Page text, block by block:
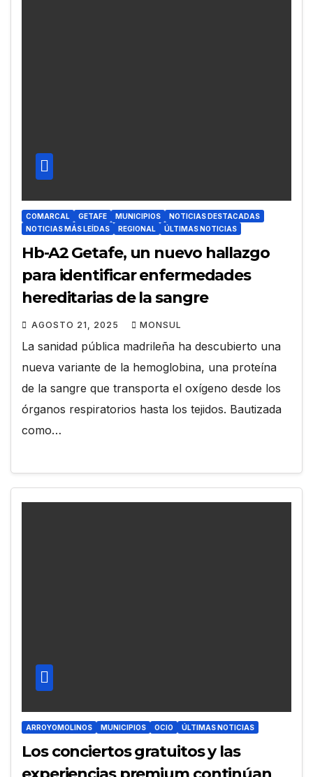
COMARCAL GETAFE MUNICIPIOS
NOTICIAS DESTACADAS
NOTICIAS MÁS LEÍDAS
REGIONAL ÚLTIMAS NOTICIAS
Hb-A2 Getafe, un nuevo hallazgo
para identificar enfermedades
hereditarias de la sangre
AGOSTO 21, 2025 MONSUL
La sanidad pública madrileña ha descubierto una
nueva variante de la hemoglobina, una proteína
de la sangre que transporta el oxígeno desde los
órganos respiratorios hasta los tejidos. Bautizada
como…
ARROYOMOLINOS MUNICIPIOS OCIO ÚLTIMAS NOTICIAS
Los conciertos gratuitos y las